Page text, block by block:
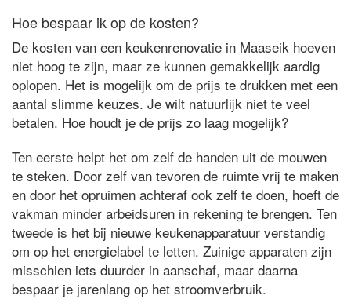
Hoe bespaar ik op de kosten?
De kosten van een keukenrenovatie in Maaseik hoeven
niet hoog te zijn, maar ze kunnen gemakkelijk aardig
oplopen. Het is mogelijk om de prijs te drukken met een
aantal slimme keuzes. Je wilt natuurlijk niet te veel
betalen. Hoe houdt je de prijs zo laag mogelijk?
Ten eerste helpt het om zelf de handen uit de mouwen
te steken. Door zelf van tevoren de ruimte vrij te maken
en door het opruimen achteraf ook zelf te doen, hoeft de
vakman minder arbeidsuren in rekening te brengen. Ten
tweede is het bij nieuwe keukenapparatuur verstandig
om op het energielabel te letten. Zuinige apparaten zijn
misschien iets duurder in aanschaf, maar daarna
bespaar je jarenlang op het stroomverbruik.